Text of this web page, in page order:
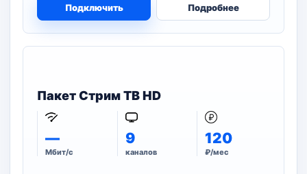
Подключить Подробнее
Пакет Стрим ТВ HD
—
Мбит/с
9
каналов
120
₽/мес